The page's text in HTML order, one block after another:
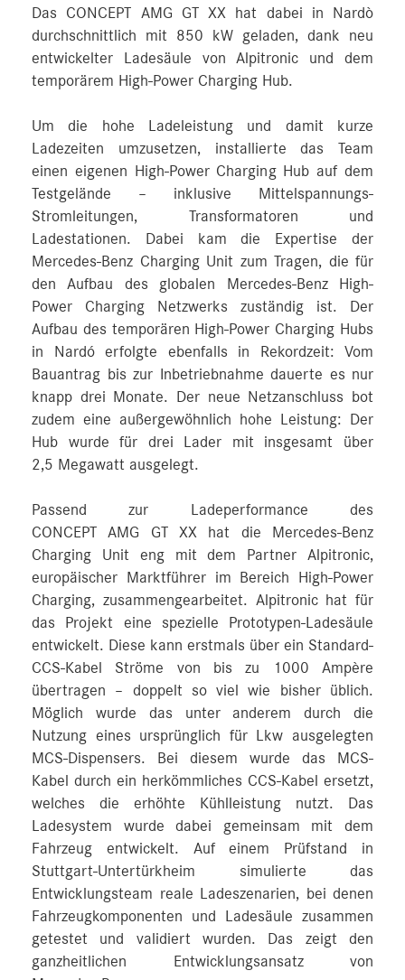
Das CONCEPT AMG GT XX hat dabei in Nardò
durchschnittlich mit 850 kW geladen, dank neu
entwickelter Ladesäule von Alpitronic und dem
temporärem High-Power Charging Hub.
Um die hohe Ladeleistung und damit kurze
Ladezeiten umzusetzen, installierte das Team
einen eigenen High-Power Charging Hub auf dem
Testgelände – inklusive Mittelspannungs-
Stromleitungen, Transformatoren und
Ladestationen. Dabei kam die Expertise der
Mercedes‑Benz Charging Unit zum Tragen, die für
den Aufbau des globalen Mercedes‑Benz High-
Power Charging Netzwerks zuständig ist. Der
Aufbau des temporären High-Power Charging Hubs
in Nardó erfolgte ebenfalls in Rekordzeit: Vom
Bauantrag bis zur Inbetriebnahme dauerte es nur
knapp drei Monate. Der neue Netzanschluss bot
zudem eine außergewöhnlich hohe Leistung: Der
Hub wurde für drei Lader mit insgesamt über
2,5 Megawatt ausgelegt.
Passend zur Ladeperformance des
CONCEPT AMG GT XX hat die Mercedes‑Benz
Charging Unit eng mit dem Partner Alpitronic,
europäischer Marktführer im Bereich High-Power
Charging, zusammengearbeitet. Alpitronic hat für
das Projekt eine spezielle Prototypen-Ladesäule
entwickelt. Diese kann erstmals über ein Standard-
CCS-Kabel Ströme von bis zu 1000 Ampère
übertragen – doppelt so viel wie bisher üblich.
Möglich wurde das unter anderem durch die
Nutzung eines ursprünglich für Lkw ausgelegten
MCS-Dispensers. Bei diesem wurde das MCS-
Kabel durch ein herkömmliches CCS-Kabel ersetzt,
welches die erhöhte Kühlleistung nutzt. Das
Ladesystem wurde dabei gemeinsam mit dem
Fahrzeug entwickelt. Auf einem Prüfstand in
Stuttgart‑Untertürkheim simulierte das
Entwicklungsteam reale Ladeszenarien, bei denen
Fahrzeugkomponenten und Ladesäule zusammen
getestet und validiert wurden. Das zeigt den
ganzheitlichen Entwicklungsansatz von